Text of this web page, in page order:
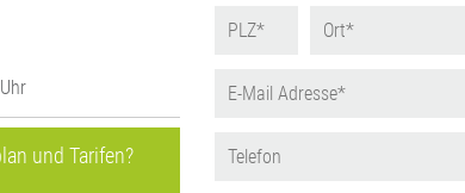
und Tarifen?